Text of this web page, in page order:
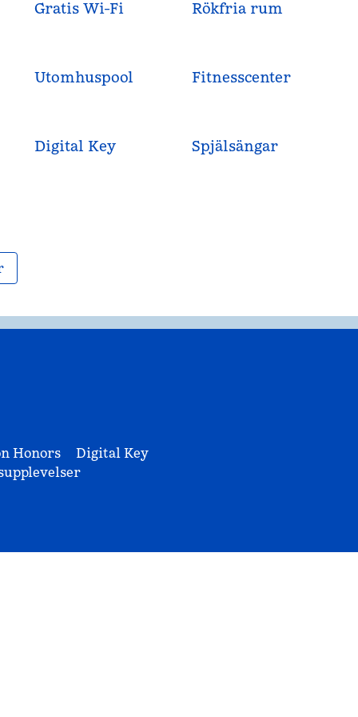
Gratis Wi-Fi Rökfria rum
Utomhuspool Fitnesscenter
Digital Key Spjälsängar
Honors
Digital Key